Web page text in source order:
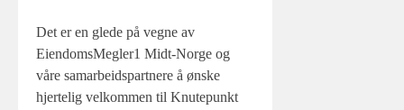
Det er en glede på vegne av
EiendomsMegler1 Midt-Norge og
våre samarbeidspartnere å ønske
hjertelig velkommen til Knutepunkt